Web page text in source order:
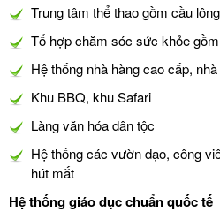
Trung tâm thể thao gồm cầu
Tổ hợp chăm sóc sức khỏe
Hệ thống nhà hàng cao cấp,
Khu BBQ, khu Safari
Làng văn hóa dân tộc
Hệ thống các vườn dạo, công
hút mắt
Hệ thống giáo dục chuẩn quốc tế